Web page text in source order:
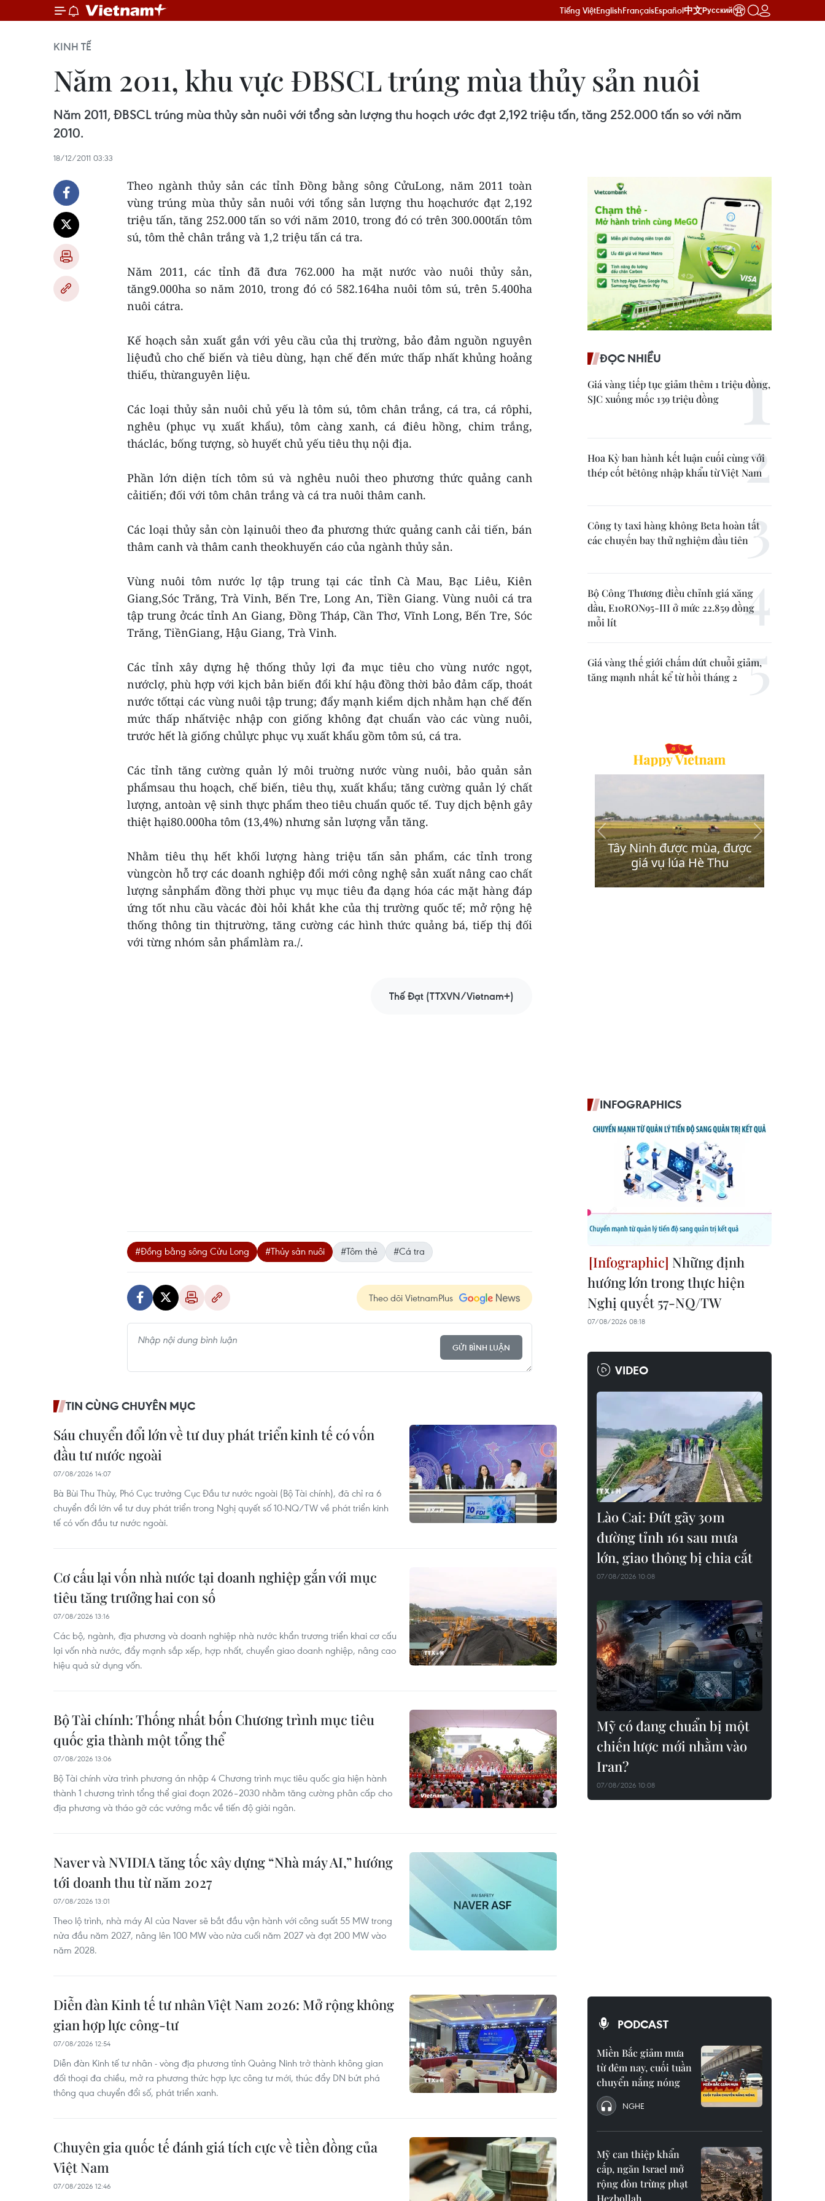
Tiếng ViệtEnglishFrançaisEspañol中文Русский
KINH TẾ
Năm 2011, khu vực ĐBSCL trúng mùa thủy sản nuôi
Năm 2011, ĐBSCL trúng mùa thủy sản nuôi với tổng sản lượng thu hoạch ước đạt 2,192 triệu tấn, tăng 252.000 tấn so với năm
2010.
18/12/2011 03:33
Theo ngành thủy sản các tỉnh Đồng bằng sông CửuLong, năm 2011 toàn
vùng trúng mùa thủy sản nuôi với tổng sản lượng thu hoạchước đạt 2,192
triệu tấn, tăng 252.000 tấn so với năm 2010, trong đó có trên 300.000tấn tôm
sú, tôm thẻ chân trắng và 1,2 triệu tấn cá tra.
Năm 2011, các tỉnh đã đưa 762.000 ha mặt nước vào nuôi thủy sản,
tăng9.000ha so năm 2010, trong đó có 582.164ha nuôi tôm sú, trên 5.400ha
nuôi cátra.
Kế hoạch sản xuất gắn với yêu cầu của thị trường, bảo đảm nguồn nguyên
liệuđủ cho chế biến và tiêu dùng, hạn chế đến mức thấp nhất khủng hoảng
thiếu, thừanguyên liệu.
Các loại thủy sản nuôi chủ yếu là tôm sú, tôm chân trắng, cá tra, cá rôphi,
nghêu (phục vụ xuất khẩu), tôm càng xanh, cá điêu hồng, chim trắng,
tháclác, bống tượng, sò huyết chủ yếu tiêu thụ nội địa.
Phần lớn diện tích tôm sú và nghêu nuôi theo phương thức quảng canh
cảitiến; đối với tôm chân trắng và cá tra nuôi thâm canh.
Các loại thủy sản còn lạinuôi theo đa phương thức quảng canh cải tiến, bán
thâm canh và thâm canh theokhuyến cáo của ngành thủy sản.
Vùng nuôi tôm nước lợ tập trung tại các tỉnh Cà Mau, Bạc Liêu, Kiên
Giang,Sóc Trăng, Trà Vinh, Bến Tre, Long An, Tiền Giang. Vùng nuôi cá tra
tập trung ởcác tỉnh An Giang, Đồng Tháp, Cần Thơ, Vĩnh Long, Bến Tre, Sóc
Trăng, TiềnGiang, Hậu Giang, Trà Vinh.
Các tỉnh xây dựng hệ thống thủy lợi đa mục tiêu cho vùng nước ngọt,
nướclợ, phù hợp với kịch bản biến đổi khí hậu đồng thời bảo đảm cấp, thoát
nước tốttại các vùng nuôi tập trung; đẩy mạnh kiểm dịch nhằm hạn chế đến
mức thấp nhấtviệc nhập con giống không đạt chuẩn vào các vùng nuôi,
trước hết là giống chủlực phục vụ xuất khẩu gồm tôm sú, cá tra.
Các tỉnh tăng cường quản lý môi truờng nước vùng nuôi, bảo quản sản
phẩmsau thu hoạch, chế biến, tiêu thụ, xuất khẩu; tăng cường quản lý chất
lượng, antoàn vệ sinh thực phẩm theo tiêu chuẩn quốc tế. Tuy dịch bệnh gây
thiệt hại80.000ha tôm (13,4%) nhưng sản lượng vẫn tăng.
Nhằm tiêu thụ hết khối lượng hàng triệu tấn sản phẩm, các tỉnh trong
vùngcòn hỗ trợ các doanh nghiệp đổi mới công nghệ sản xuất nâng cao chất
lượng sảnphẩm đồng thời phục vụ mục tiêu đa dạng hóa các mặt hàng đáp
ứng tốt nhu cầu vàcác đòi hỏi khắt khe của thị trường quốc tế; mở rộng hệ
thống thông tin thịtrường, tăng cường các hình thức quảng bá, tiếp thị đối
với từng nhóm sản phẩmlàm ra./.
Thế Đạt (TTXVN/Vietnam+)
#Đồng bằng sông Cửu Long #Thủy sản nuôi #Tôm thẻ #Cá tra
Theo dõi VietnamPlus
GỬI BÌNH LUẬN
TIN CÙNG CHUYÊN MỤC
Sáu chuyển đổi lớn về tư duy phát triển kinh tế có vốn
đầu tư nước ngoài
07/08/2026 14:07
Bà Bùi Thu Thủy, Phó Cục trưởng Cục Đầu tư nước ngoài (Bộ Tài chính), đã chỉ ra 6
chuyển đổi lớn về tư duy phát triển trong Nghị quyết số 10-NQ/TW về phát triển kinh
tế có vốn đầu tư nước ngoài.
Cơ cấu lại vốn nhà nước tại doanh nghiệp gắn với mục
tiêu tăng trưởng hai con số
07/08/2026 13:16
Các bộ, ngành, địa phương và doanh nghiệp nhà nước khẩn trương triển khai cơ cấu
lại vốn nhà nước, đẩy mạnh sắp xếp, hợp nhất, chuyển giao doanh nghiệp, nâng cao
hiệu quả sử dụng vốn.
Bộ Tài chính: Thống nhất bốn Chương trình mục tiêu
quốc gia thành một tổng thể
07/08/2026 13:06
Bộ Tài chính vừa trình phương án nhập 4 Chương trình mục tiêu quốc gia hiện hành
thành 1 chương trình tổng thể giai đoạn 2026–2030 nhằm tăng cường phân cấp cho
địa phương và tháo gỡ các vướng mắc về tiến độ giải ngân.
Naver và NVIDIA tăng tốc xây dựng “Nhà máy AI,” hướng
tới doanh thu từ năm 2027
07/08/2026 13:01
Theo lộ trình, nhà máy AI của Naver sẽ bắt đầu vận hành với công suất 55 MW trong
nửa đầu năm 2027, nâng lên 100 MW vào nửa cuối năm 2027 và đạt 200 MW vào
năm 2028.
Diễn đàn Kinh tế tư nhân Việt Nam 2026: Mở rộng không
gian hợp lực công-tư
07/08/2026 12:54
Diễn đàn Kinh tế tư nhân - vòng địa phương tỉnh Quảng Ninh trở thành không gian
đối thoại đa chiều, mở ra phương thức hợp lực công tư mới, thúc đẩy DN bứt phá
thông qua chuyển đổi số, phát triển xanh.
Chuyên gia quốc tế đánh giá tích cực về tiền đồng của
Việt Nam
07/08/2026 12:46
ĐỌC NHIỀU
Giá vàng tiếp tục giảm thêm 1 triệu đồng,
SJC xuống mốc 139 triệu đồng
Hoa Kỳ ban hành kết luận cuối cùng với
thép cốt bêtông nhập khẩu từ Việt Nam
Công ty taxi hàng không Beta hoàn tất
các chuyến bay thử nghiệm đầu tiên
Bộ Công Thương điều chỉnh giá xăng
dầu, E10RON95-III ở mức 22.859 đồng
mỗi lít
Giá vàng thế giới chấm dứt chuỗi giảm,
tăng mạnh nhất kể từ hồi tháng 2
INFOGRAPHICS
Những định
hướng lớn trong thực hiện
Nghị quyết 57-NQ/TW
07/08/2026 08:18
VIDEO
Lào Cai: Đứt gãy 30m
đường tỉnh 161 sau mưa
lớn, giao thông bị chia cắt
07/08/2026 10:08
Mỹ có đang chuẩn bị một
chiến lược mới nhằm vào
Iran?
07/08/2026 10:08
PODCAST
Miền Bắc giảm mưa
từ đêm nay, cuối tuần
chuyển nắng nóng
NGHE
Mỹ can thiệp khẩn
cấp, ngăn Israel mở
rộng đòn trừng phạt
Hezbollah